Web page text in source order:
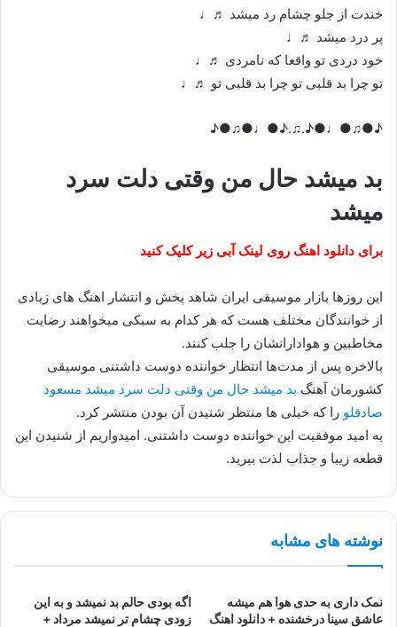
خندت از جلو چشام رد میشد ♬♩
پر درد میشد ♬♩
خود دردی تو واقعا که نامردی ♬♩
تو چرا بد قلبی تو چرا بد قلبی تو ♬♩
♪●♫●♩●♪.♫.♪●♩●♫●♪
بد میشد حال من وقتی دلت سرد
میشد
برای دانلود اهنگ روی لینک آبی زیر کلیک کنید
این روزها بازار موسیقی ایران شاهد پخش و انتشار اهنگ های زیادی
از خوانندگان مختلف هست که هر کدام به سبکی میخواهند رضایت
مخاطبین و هوادارانشان را جلب کنند.
بالاخره پس از مدت‌ها انتظار خواننده دوست داشتنی موسیقی
کشورمان آهنگ بد میشد حال من وقتی دلت سرد میشد مسعود
صادقلو را که خیلی ها منتظر شنیدن آن بودن منتشر کرد.
به امید موفقیت این خواننده دوست داشتنی. امیدواریم از شنیدن این
قطعه زیبا و جذاب لذت ببرید.
نوشته های مشابه
نمک داری به حدی هوا هم میشه
عاشق سینا درخشنده + دانلود اهنگ
اگه بودى حالم بد نمیشد و به این
زودى چشام تر نمیشد مرداد +